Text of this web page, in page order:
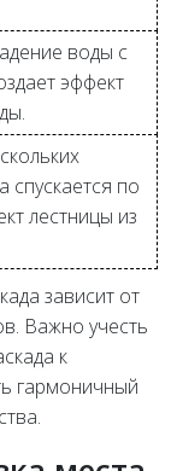
воды с
эффект
спускается по
лестницы из
зависит от
Важно учесть
к
гармоничный